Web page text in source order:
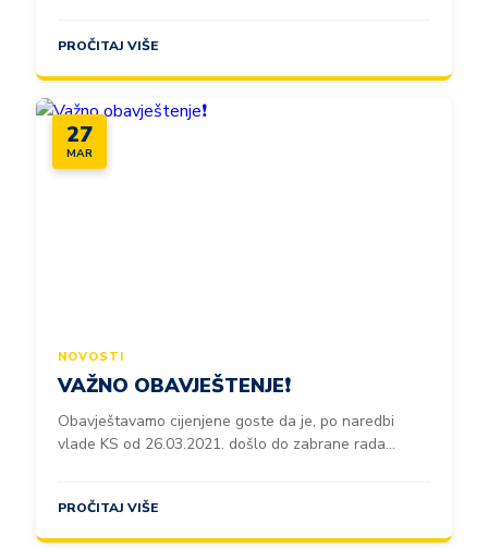
PROČITAJ VIŠE
27
MAR
NOVOSTI
VAŽNO OBAVJEŠTENJE❗️
Obavještavamo cijenjene goste da je, po naredbi
vlade KS od 26.03.2021. došlo do zabrane rada...
PROČITAJ VIŠE